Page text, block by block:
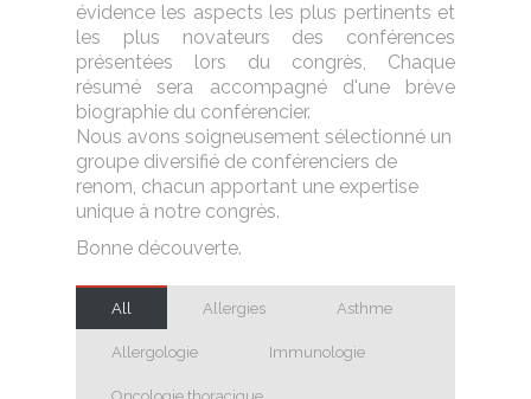
évidence les aspects les plus pertinents et
les plus novateurs des conférences
présentées lors du congrès, Chaque
résumé sera accompagné d'une brève
biographie du conférencier.
Nous avons soigneusement sélectionné un
groupe diversifié de conférenciers de
renom, chacun apportant une expertise
unique à notre congrès.
Bonne découverte.
All Allergies Asthme
Allergologie Immunologie